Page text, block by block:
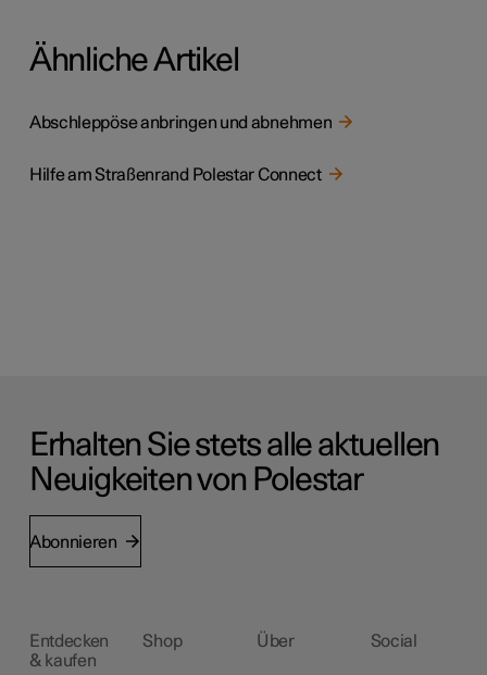
Ähnliche Artikel
Abschleppöse anbringen und abnehmen
Hilfe am Straßenrand Polestar Connect
Erhalten Sie stets alle aktuellen
Neuigkeiten von Polestar
Abonnieren
Entdecken
& kaufen
Shop Über Social